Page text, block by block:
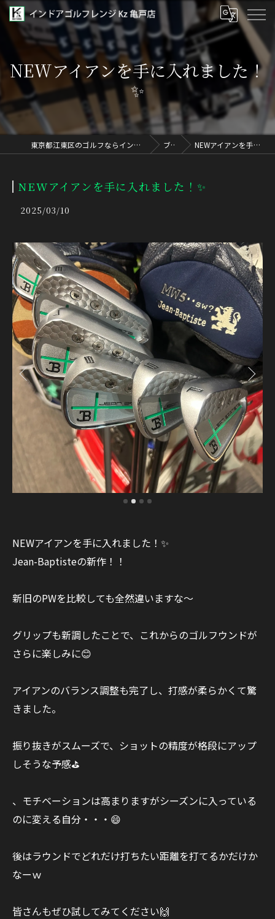
NEWアイアンを手に入れました！
✨
東京都江東区のゴルフならインドアゴルフレンジ Kz 亀戸店 ブログ NEWアイアンを手に入れました！✨
NEWアイアンを手に入れました！✨
2025/03/10
NEWアイアンを手に入れました！✨
Jean-Baptisteの新作！！
新旧のPWを比較しても全然違いますな～
グリップも新調したことで、これからのゴルフウンドが
さらに楽しみに😊
アイアンのバランス調整も完了し、打感が柔らかくて驚
きました。
振り抜きがスムーズで、ショットの精度が格段にアップ
しそうな予感⛳️
、モチベーションは高まりますがシーズンに入っている
のに変える自分・・・😄
後はラウンドでどれだけ打ちたい距離を打てるかだけか
なーｗ
皆さんもぜひ試してみてください🙌